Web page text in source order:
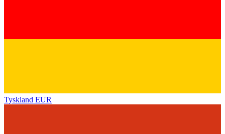
Tyskland EUR